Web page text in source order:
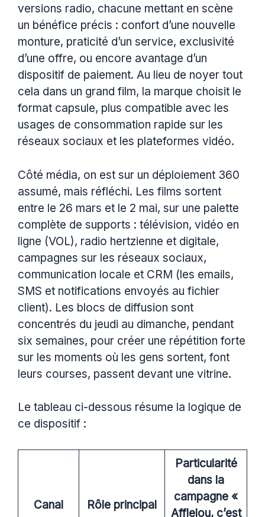
versions radio, chacune mettant en scène
un bénéfice précis : confort d’une nouvelle
monture, praticité d’un service, exclusivité
d’une offre, ou encore avantage d’un
dispositif de paiement. Au lieu de noyer tout
cela dans un grand film, la marque choisit le
format capsule, plus compatible avec les
usages de consommation rapide sur les
réseaux sociaux et les plateformes vidéo.
Côté média, on est sur un déploiement 360
assumé, mais réfléchi. Les films sortent
entre le 26 mars et le 2 mai, sur une palette
complète de supports : télévision, vidéo en
ligne (VOL), radio hertzienne et digitale,
campagnes sur les réseaux sociaux,
communication locale et CRM (les emails,
SMS et notifications envoyés au fichier
client). Les blocs de diffusion sont
concentrés du jeudi au dimanche, pendant
six semaines, pour créer une répétition forte
sur les moments où les gens sortent, font
leurs courses, passent devant une vitrine.
Le tableau ci-dessous résume la logique de
ce dispositif :
Canal Rôle principal
Particularité
dans la
campagne «
Afflelou, c’est